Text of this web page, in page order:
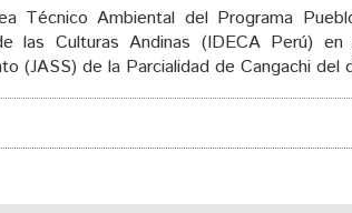
Técnico Ambiental del Programa
Culturas Andinas (IDECA Perú) en
(JASS) de la Parcialidad de Cangachi del